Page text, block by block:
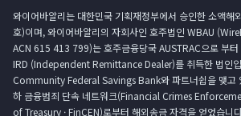
와이어바알리는 대한민국 기획재정부에서 승인한 소액
호)이며, 와이어바알리의 자회사인 호주법인 WBAU
ACN 615 413 799)는 호주금융당국 AUSTRAC으로 부터
IRD (Independent Remittance Dealer)를 취득한 법인
Community Federal Savings Bank와 파트너쉽을 맺고
하 금융범죄 단속 네트워크(Financial Crimes
of Treasury · FinCEN)로부터 해외송금 자격을 얻었습니